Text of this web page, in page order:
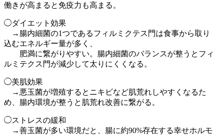
働きが高まると免疫力も高まる。
◯ダイエット効果
→腸内細菌の1つであるフィルミクテス門は食事から取り
込むエネルギー量が多く、
肥満に繋がりやすい。腸内細菌のバランスが整うとフィ
ルミテクス門が減少して太りにくくなる。
◯美肌効果
→悪玉菌が増殖するとニキビなど肌荒れしやすくなるた
め、腸内環境が整うと肌荒れ改善に繋がる。
◯ストレスの緩和
→善玉菌が多い環境だと、腸に約90%存在する幸せホルモ